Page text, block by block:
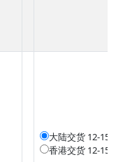
大陆交货 12-15
香港交货 12-15